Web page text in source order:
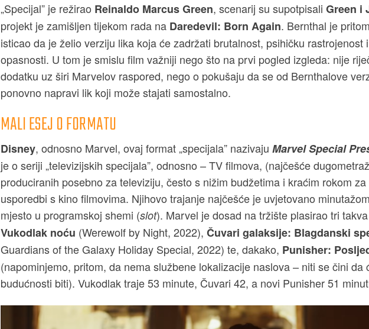
„Specijal” je režirao Reinaldo Marcus Green, scenarij su supotpisali Green i
projekt je zamišljen tijekom rada na Daredevil: Born Again. Bernthal je
isticao da je želio verziju lika koja će zadržati brutalnost, psihičku rastrojenost
opasnosti. U tom je smislu film važniji nego što na prvi pogled izgleda: nije
dodatku uz širi Marvelov raspored, nego o pokušaju da se od Bernthalove
ponovno napravi lik koji može stajati samostalno.
MALI ESEJ O FORMATU
Disney, odnosno Marvel, ovaj format „specijala” nazivaju Marvel Special
je o seriji „televizijskih specijala”, odnosno – TV filmova, (najčešće
produciranih posebno za televiziju, često s nižim budžetima i kraćim rokom
usporedbi s kino filmovima. Njihovo trajanje najčešće je uvjetovano
mjesto u programskoj shemi (slot). Marvel je dosad na tržište plasirao tri takva
Vukodlak noću (Werewolf by Night, 2022), Čuvari galaksije: Blagdanski
Guardians of the Galaxy Holiday Special, 2022) te, dakako, Punisher:
(napominjemo, pritom, da nema službene lokalizacije naslova – niti se čini da
budućnosti biti). Vukodlak traje 53 minute, Čuvari 42, a novi Punisher 51